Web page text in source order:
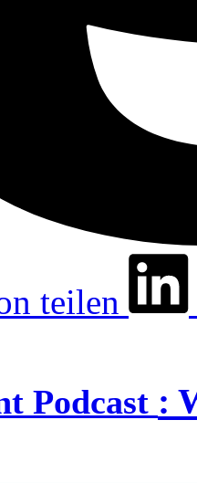
teilen
Podcast :